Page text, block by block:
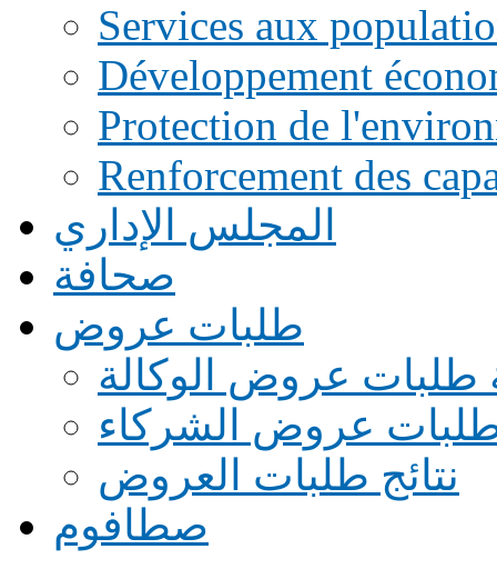
Services aux
Développement
Protection de
Renforcement des
المجلس الإداري
صحافة
طلبات عروض
طلبات عروض الوكالة
طلبات عروض الشركاء
نتائج طلبات العروض
صطافوم